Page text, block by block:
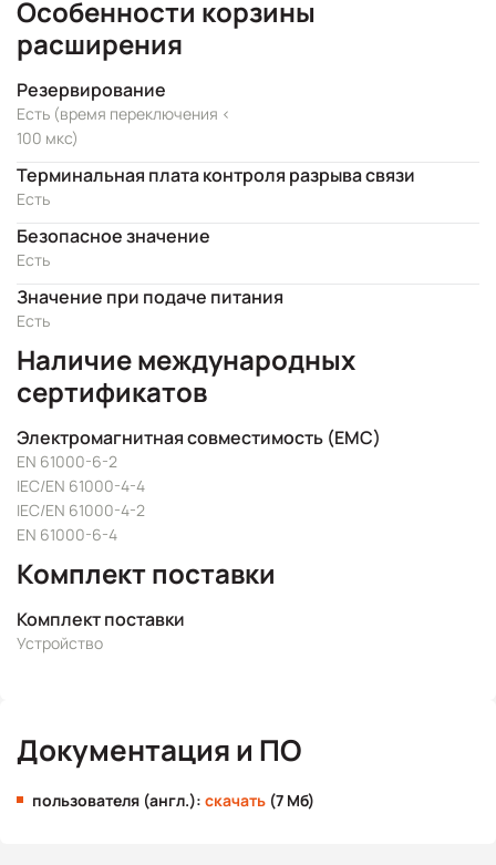
Особенности корзины
расширения
Резервирование
Есть (время переключения <
100 мкс)
Терминальная плата контроля разрыва связи
Есть
Безопасное значение
Есть
Значение при подаче питания
Есть
Наличие международных
сертификатов
Электромагнитная совместимость (EMC)
EN 61000-6-2
IEC/EN 61000-4-4
IEC/EN 61000-4-2
EN 61000-6-4
Комплект поставки
Комплект поставки
Устройство
Документация и ПО
пользователя (англ.): скачать (7 Мб)